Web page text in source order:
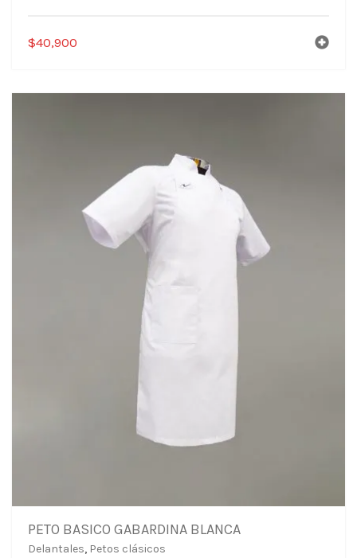
$40,900
PETO BASICO GABARDINA BLANCA
Delantales, Petos clásicos